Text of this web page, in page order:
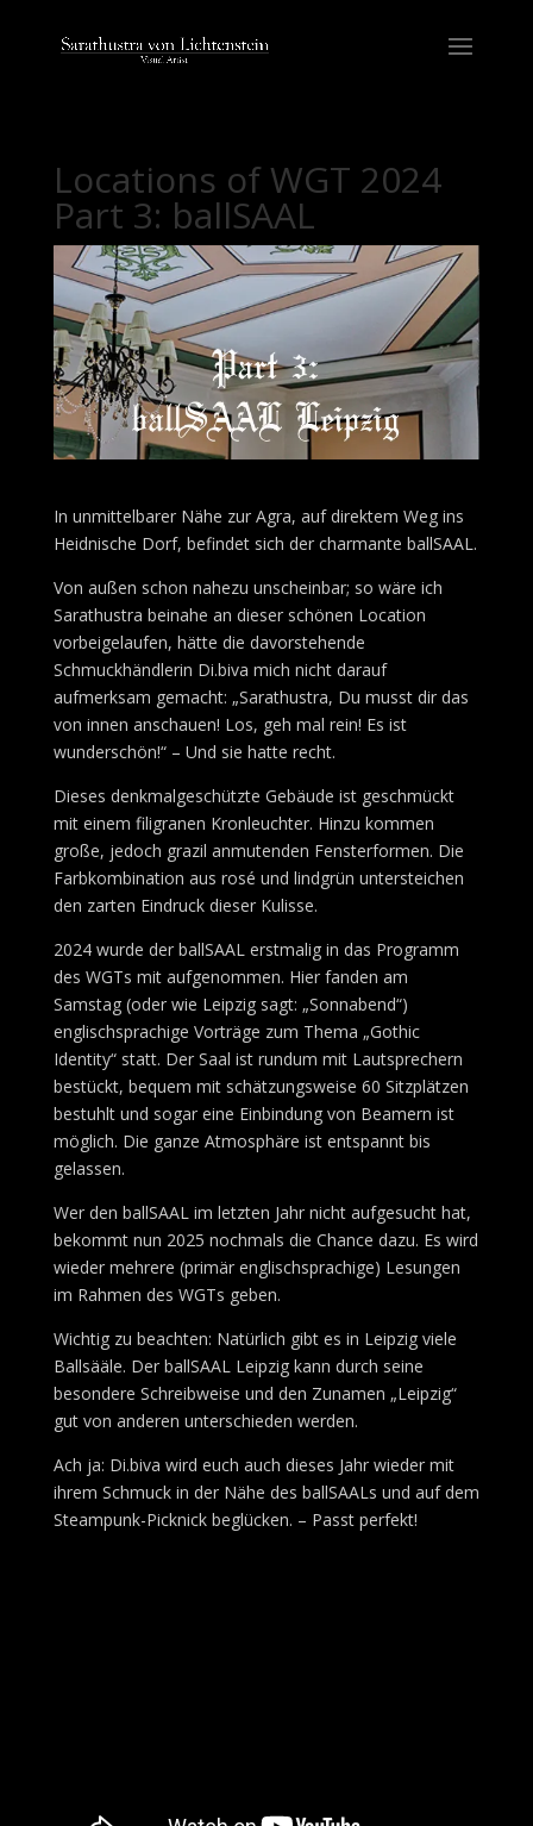
Locations of WGT 2024
Part 3: ballSAAL
In unmittelbarer Nähe zur Agra, auf direktem Weg ins
Heidnische Dorf, befindet sich der charmante ballSAAL.
Von außen schon nahezu unscheinbar; so wäre ich
Sarathustra beinahe an dieser schönen Location
vorbeigelaufen, hätte die davorstehende
Schmuckhändlerin Di.biva mich nicht darauf
aufmerksam gemacht: „Sarathustra, Du musst dir das
von innen anschauen! Los, geh mal rein! Es ist
wunderschön!“ – Und sie hatte recht.
Dieses denkmalgeschützte Gebäude ist geschmückt
mit einem filigranen Kronleuchter. Hinzu kommen
große, jedoch grazil anmutenden Fensterformen. Die
Farbkombination aus rosé und lindgrün untersteichen
den zarten Eindruck dieser Kulisse.
2024 wurde der ballSAAL erstmalig in das Programm
des WGTs mit aufgenommen. Hier fanden am
Samstag (oder wie Leipzig sagt: „Sonnabend“)
englischsprachige Vorträge zum Thema „Gothic
Identity“ statt. Der Saal ist rundum mit Lautsprechern
bestückt, bequem mit schätzungsweise 60 Sitzplätzen
bestuhlt und sogar eine Einbindung von Beamern ist
möglich. Die ganze Atmosphäre ist entspannt bis
gelassen.
Wer den ballSAAL im letzten Jahr nicht aufgesucht hat,
bekommt nun 2025 nochmals die Chance dazu. Es wird
wieder mehrere (primär englischsprachige) Lesungen
im Rahmen des WGTs geben.
Wichtig zu beachten: Natürlich gibt es in Leipzig viele
Ballsääle. Der ballSAAL Leipzig kann durch seine
besondere Schreibweise und den Zunamen „Leipzig“
gut von anderen unterschieden werden.
Ach ja: Di.biva wird euch auch dieses Jahr wieder mit
ihrem Schmuck in der Nähe des ballSAALs und auf dem
Steampunk-Picknick beglücken. – Passt perfekt!